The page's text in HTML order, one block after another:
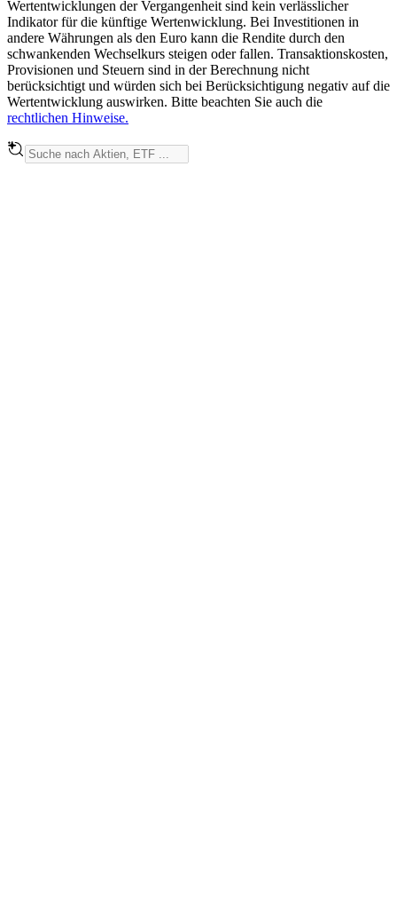
Wertentwicklungen der Vergangenheit sind kein verlässlicher
Indikator für die künftige Wertenwicklung. Bei Investitionen in
andere Währungen als den Euro kann die Rendite durch den
schwankenden Wechselkurs steigen oder fallen. Transaktionskosten,
Provisionen und Steuern sind in der Berechnung nicht
berücksichtigt und würden sich bei Berücksichtigung negativ auf die
Wertentwicklung auswirken. Bitte beachten Sie auch die
rechtlichen Hinweise.